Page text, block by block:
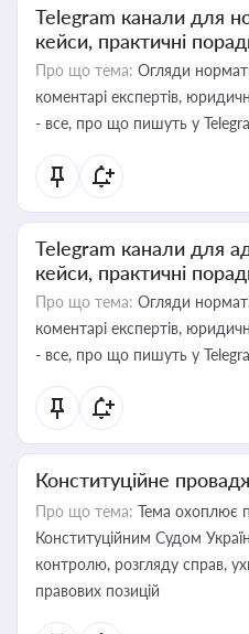
Telegram канали для
кейси, практичні
Про що тема: Огляди
коментарі експертів,
- все, про що пишуть у
Telegram канали для
кейси, практичні
Про що тема: Огляди
коментарі експертів,
- все, про що пишуть у
Конституційне
Про що тема: Тема охоплює
Конституційним Судом
контролю, розгляду справ,
правових позицій